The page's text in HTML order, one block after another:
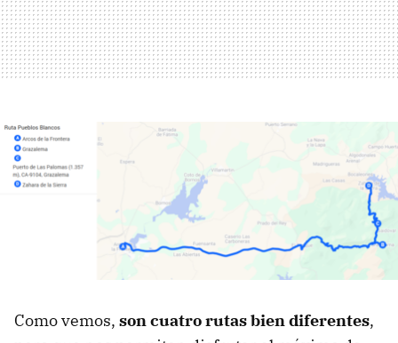
Como vemos, son cuatro rutas bien diferentes,